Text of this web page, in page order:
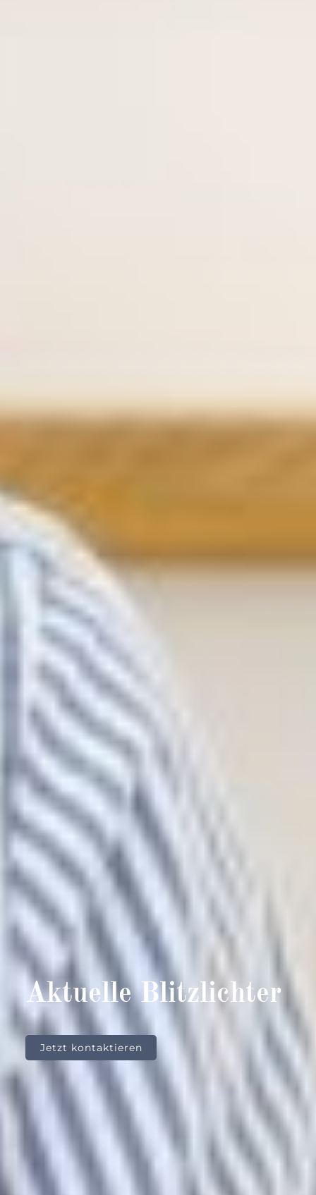
Aktuelle Blitzlichter
Jetzt kontaktieren